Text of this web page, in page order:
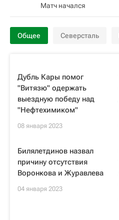
Матч начался
Общее Северсталь
Дубль Кары помог
"Витязю" одержать
выездную победу над
"Нефтехимиком"
08 января 2023
Билялетдинов назвал
причину отсутствия
Воронкова и Журавлева
04 января 2023